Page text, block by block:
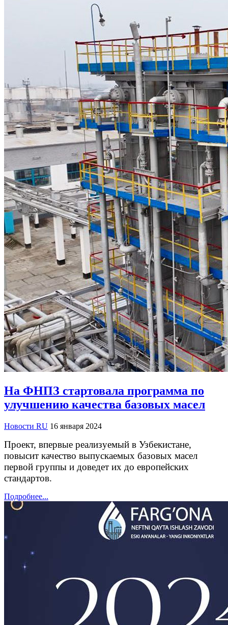
На ФНПЗ стартовала программа по
улучшению качества базовых масел
Новости RU 16 января 2024
Проект, впервые реализуемый в Узбекистане,
повысит качество выпускаемых базовых масел
первой группы и доведет их до европейских
стандартов.
Подробнее...